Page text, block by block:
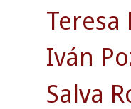
Teresa
Iván
Salva